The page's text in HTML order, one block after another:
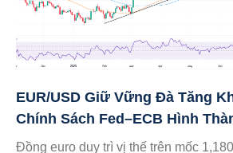
EUR/USD Giữ Vững Đà Tăng
Chính Sách Fed–ECB Hình
Đồng euro duy trì vị thế trên mốc